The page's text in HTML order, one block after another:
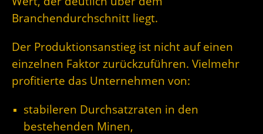
Branchendurchschnitt liegt.
Der Produktionsanstieg ist nicht auf einen
einzelnen Faktor zurückzuführen. Vielmehr
profitierte das Unternehmen von:
stabileren Durchsatzraten in den
bestehenden Minen,